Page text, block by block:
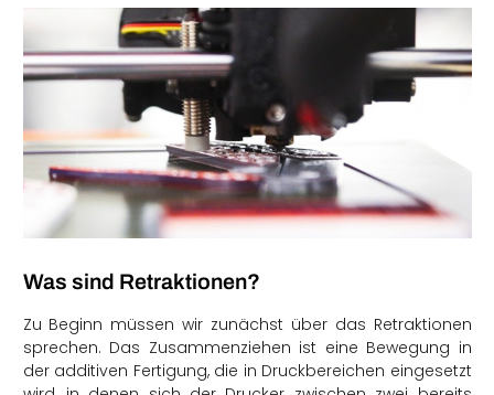
Was sind Retraktionen?
Zu Beginn müssen wir zunächst über das Retraktionen
sprechen. Das Zusammenziehen ist eine Bewegung in
der additiven Fertigung, die in Druckbereichen eingesetzt